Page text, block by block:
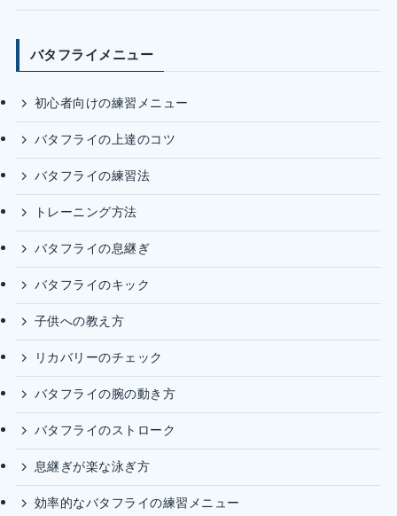
バタフライメニュー
初心者向けの練習メニュー
バタフライの上達のコツ
バタフライの練習法
トレーニング方法
バタフライの息継ぎ
バタフライのキック
子供への教え方
リカバリーのチェック
バタフライの腕の動き方
バタフライのストローク
息継ぎが楽な泳ぎ方
効率的なバタフライの練習メニュー